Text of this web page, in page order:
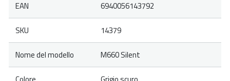
EAN 6940056143792
SKU 14379
Nome del modello M660 Silent